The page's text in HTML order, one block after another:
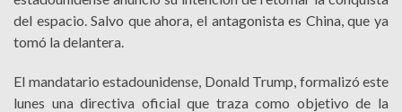
del espacio. Salvo que ahora, el antagonista es China, que ya
tomó la delantera.
El mandatario estadounidense, Donald Trump, formalizó este
lunes una directiva oficial que traza como objetivo de la